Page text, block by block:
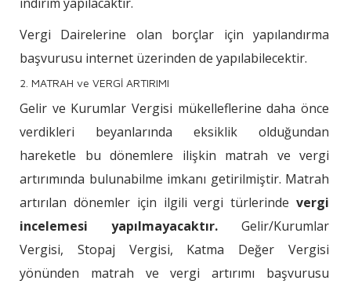
Vergi Dairelerine olan borçlar için yapılandırma
başvurusu internet üzerinden de yapılabilecektir.
2. MATRAH ve VERGİ ARTIRIMI
Gelir ve Kurumlar Vergisi mükelleflerine daha önce
verdikleri beyanlarında eksiklik olduğundan
hareketle bu dönemlere ilişkin matrah ve vergi
artırımında bulunabilme imkanı getirilmiştir. Matrah
artırılan dönemler için ilgili vergi türlerinde vergi
incelemesi yapılmayacaktır. Gelir/Kurumlar
Vergisi, Stopaj Vergisi, Katma Değer Vergisi
yönünden matrah ve vergi artırımı başvurusu